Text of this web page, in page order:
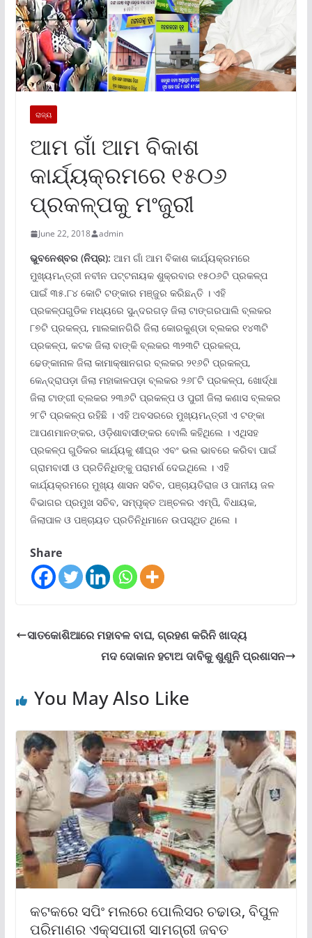
ରାଜ୍ୟ
ଆମ ଗାଁ ଆମ ବିକାଶ
କାର୍ଯ୍ୟକ୍ରମରେ ୧୫୦୬
ପ୍ରକଳ୍ପକୁ ମଂଜୁରୀ
June 22, 2018 admin
ଭୁବନେଶ୍ବର (ନିପ୍ର): ଆମ ଗାଁ ଆମ ବିକାଶ କାର୍ଯ୍ୟକ୍ରମରେ
ମୁଖ୍ୟମନ୍ତ୍ରୀ ନବୀନ ପଟ୍ଟନାୟକ ଶୁକ୍ରବାର ୧୫୦୬ଟି ପ୍ରକଳ୍ପ
ପାଇଁ ୩୫.୮୪ କୋଟି ଟଙ୍କାର ମଞ୍ଜୁର କରିଛନ୍ତି । ଏହି
ପ୍ରକଳ୍ପଗୁଡିକ ମଧ୍ୟରେ ସୁନ୍ଦରଗଡ଼ ଜିଲା ଟାଙ୍ଗରପାଲି ବ୍ଲକର
୮୭ଟି ପ୍ରକଳ୍ପ, ମାଲକାନଗିରି ଜିଲା କୋରକୁଣ୍ଡା ବ୍ଲକର ୧୪୩ଟି
ପ୍ରକଳ୍ପ, କଟକ ଜିଲା ବାଙ୍କି ବ୍ଲକର ୩୨୩ଟି ପ୍ରକଳ୍ପ,
ଢେଙ୍କାନାଳ ଜିଲା କାମାକ୍ଷାନଗର ବ୍ଲକର ୨୧୬ଟି ପ୍ରକଳ୍ପ,
କେନ୍ଦ୍ରାପଡ଼ା ଜିଲା ମହାକାଳପଡ଼ା ବ୍ଲକର ୨୬୮ଟି ପ୍ରକଳ୍ପ, ଖୋର୍ଦ୍ଧା
ଜିଲା ଟାଙ୍ଗୀ ବ୍ଲକର ୨୩୬ଟି ପ୍ରକଳ୍ପ ଓ ପୁରୀ ଜିଲା କଣାସ ବ୍ଲକର
୨୮ଟି ପ୍ରକଳ୍ପ ରହିଛି । ଏହି ଅବସରରେ ମୁଖ୍ୟମନ୍ତ୍ରୀ ଏ ଟଙ୍କା
ଆପଣମାନଙ୍କର, ଓଡ଼ିଶାବାସୀଙ୍କର ବୋଲି କହିଥିଲେ । ଏଥିସହ
ପ୍ରକଳ୍ପ ଗୁଡିକର କାର୍ଯ୍ୟକୁ ଶୀଘ୍ର ଏବଂ ଭଲ ଭାବରେ କରିବା ପାଇଁ
ଗ୍ରାମବାସୀ ଓ ପ୍ରତିନିଧିଙ୍କୁ ପରାମର୍ଶ ଦେଇଥିଲେ । ଏହି
କାର୍ଯ୍ୟକ୍ରମରେ ମୁଖ୍ୟ ଶାସନ ସଚିବ, ପଞ୍ଚାୟତିରାଜ ଓ ପାନୀୟ ଜଳ
ବିଭାଗର ପ୍ରମୁଖ ସଚିବ, ସମ୍ପୃକ୍ତ ଅଞ୍ଚଳର ଏମ୍ପି, ବିଧାୟକ,
ଜିଲାପାଳ ଓ ପଞ୍ଚାୟତ ପ୍ରତିନିଧିମାନେ ଉପସ୍ଥିତ ଥିଲେ ।
Share
ସାତକୋଶିଆରେ ମହାବଳ ବାଘ, ଗ୍ରହଣ କରିନି ଖାଦ୍ୟ
ମଦ ଦୋକାନ ହଟାଅ ଦାବିକୁ ଶୁଣୁନି ପ୍ରଶାସନ
You May Also Like
କଟକରେ ସପିଂ ମଲରେ ପୋଲିସର ଚଢାଉ, ବିପୁଳ
ପରିମାଣର ଏକ୍ସପାରୀ ସାମଗ୍ରୀ ଜବତ